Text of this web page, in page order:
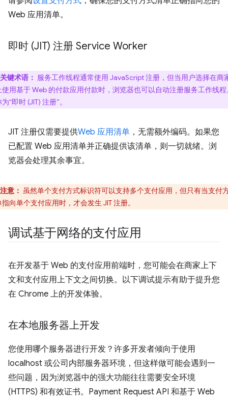
Web 应用清单。
即时 (JIT) 注册 Service Worker
关键术语： 服务工作线程通常使用 JavaScript 注册，但当用户选择在商
使用基于 Web 的付款应用付款时，浏览器也可以自动注册服务工作线程
“即时 (JIT) 注册”。
JIT 注册仅需要提供Web 应用清单 ，无需额外编码。如果您
已配置 Web 应用清单并正确提供该清单，则一切就绪。浏
览器会处理其余事宜。
注意： 虽然单个支付方式标识符可以支持多个支付应用，但只有当支付
向单个支付应用时，才会发生 JIT 注册。
调试基于网络的支付应用
在开发基于 Web 的支付应用前端时，您可能会在商家上下
文和支付应用上下文之间切换。以下调试提示有助于提升您
在 Chrome 上的开发体验。
在本地服务器上开发
您使用哪个服务器进行开发？许多开发者倾向于使用
localhost 或公司内部服务器环境，但这样做可能会遇到一
些问题，因为浏览器中的强大功能往往需要安全环境
(HTTPS) 和有效证书。Payment Request API 和基于 Web